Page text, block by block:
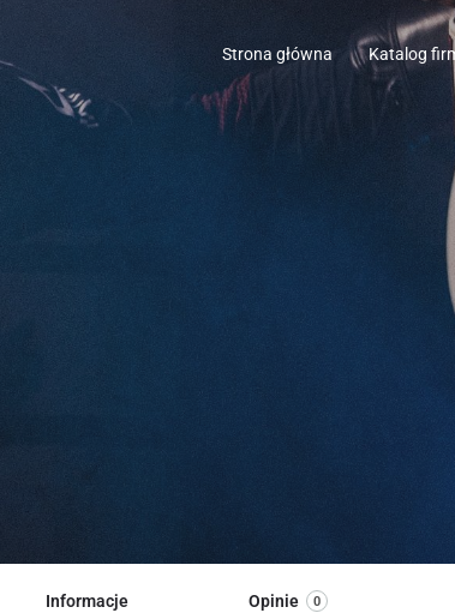
Strona główna Katalog
Informacje Opinie 0